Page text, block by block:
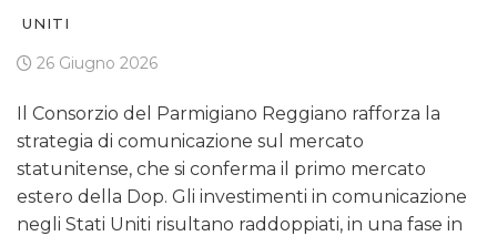
UNITI
26 Giugno 2026
Il Consorzio del Parmigiano Reggiano rafforza la
strategia di comunicazione sul mercato
statunitense, che si conferma il primo mercato
estero della Dop. Gli investimenti in comunicazione
negli Stati Uniti risultano raddoppiati, in una fase in